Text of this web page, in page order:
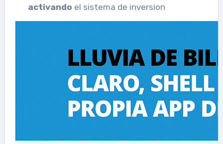
activando el sistema de inversion